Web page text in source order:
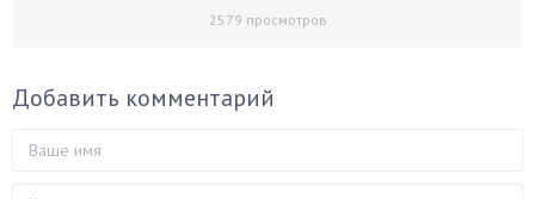
2579 просмотров
Добавить комментарий